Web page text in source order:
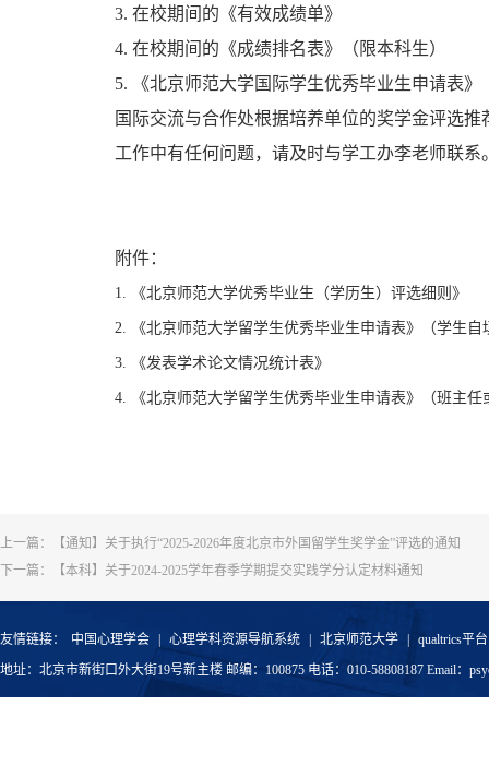
3. 在校期间的《有效成绩单》
4. 在校期间的《成绩排名表》（限本科生）
5. 《北京师范大学国际学生优秀毕业生申请表
国际交流与合作处根据培养单位的奖学金评选推
工作中有任何问题，请及时与学工办李老师联系
附件：
1. 《北京师范大学优秀毕业生（学历生）评选细则》
2. 《北京师范大学留学生优秀毕业生申请表》（学生自
3. 《发表学术论文情况统计表》
4. 《北京师范大学留学生优秀毕业生申请表》（班主任
上一篇：
【通知】关于执行“2025-2026年度北京市外国留学生奖学金”评选的通知
下一篇：
【本科】关于2024-2025学年春季学期提交实践学分认定材料通知
友情链接： 中国心理学会 心理学科资源导航系统 北京师范大学
qualtrics平台
地址：北京市新街口外大街19号新主楼 邮编：100875 电话：010-58808187 Email：